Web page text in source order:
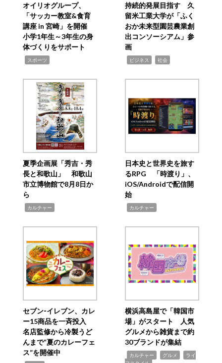
オイリオグループ、
「サッカー教室&食育
講座 in 宮崎」を開催
小学1年生～3年生の身
体づくりをサポート
スポーツ
持続的発展目指す 久
留米工業大学が「ふく
おか未来型園芸農業創
出コンソーシアム」参
画
ビジネス 社会
夏季企画展「秀吉・秀
長と和歌山」 和歌山
市立博物館で8月8日か
ら
カルチャー
日本史と世界史を旅す
るRPG 「時渡り」、
iOS/Androidで配信開
始
カルチャー
セブン‐イレブン、カレ
ー15商品を一斉投入
名店監修から冷製うど
んまで“夏のカレーフェ
ス”を開催中
横浜高島屋で「韓国市
場」がスタート 人気
グルメから雑貨まで約
30ブランドが集結
カルチャー グルメ
ライ